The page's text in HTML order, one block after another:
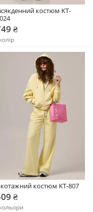
костюм KT-
₴
костюм KT-807
₴